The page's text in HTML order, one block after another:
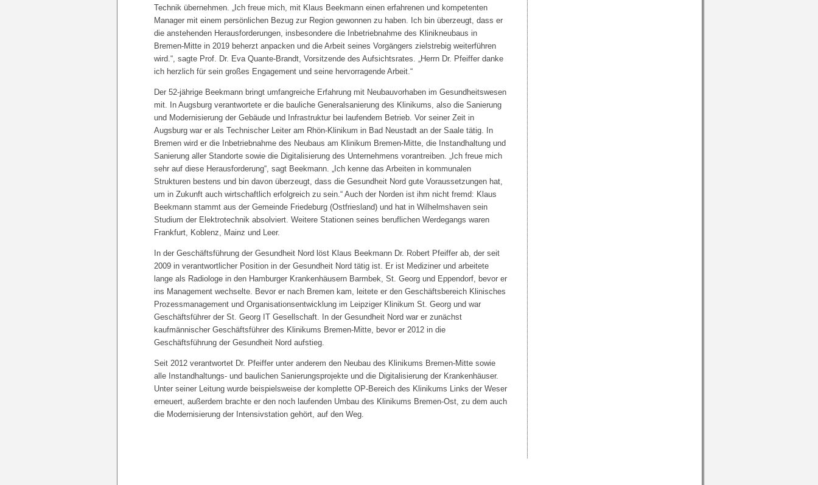
Technik übernehmen. „Ich freue mich, mit Klaus Beekmann einen erfahrenen und kompetenten
Manager mit einem persönlichen Bezug zur Region gewonnen zu haben. Ich bin überzeugt, dass er
die anstehenden Herausforderungen, insbesondere die Inbetriebnahme des Klinikneubaus in
Bremen-Mitte in 2019 beherzt anpacken und die Arbeit seines Vorgängers zielstrebig weiterführen
wird.“, sagte Prof. Dr. Eva Quante-Brandt, Vorsitzende des Aufsichtsrates. „Herrn Dr. Pfeiffer danke
ich herzlich für sein großes Engagement und seine hervorragende Arbeit.“
Der 52-jährige Beekmann bringt umfangreiche Erfahrung mit Neubauvorhaben im Gesundheitswesen
mit. In Augsburg verantwortete er die bauliche Generalsanierung des Klinikums, also die Sanierung
und Modernisierung der Gebäude und Infrastruktur bei laufendem Betrieb. Vor seiner Zeit in
Augsburg war er als Technischer Leiter am Rhön-Klinikum in Bad Neustadt an der Saale tätig. In
Bremen wird er die Inbetriebnahme des Neubaus am Klinikum Bremen-Mitte, die Instandhaltung und
Sanierung aller Standorte sowie die Digitalisierung des Unternehmens vorantreiben. „Ich freue mich
sehr auf diese Herausforderung“, sagt Beekmann. „Ich kenne das Arbeiten in kommunalen
Strukturen bestens und bin davon überzeugt, dass die Gesundheit Nord gute Voraussetzungen hat,
um in Zukunft auch wirtschaftlich erfolgreich zu sein.“ Auch der Norden ist ihm nicht fremd: Klaus
Beekmann stammt aus der Gemeinde Friedeburg (Ostfriesland) und hat in Wilhelmshaven sein
Studium der Elektrotechnik absolviert. Weitere Stationen seines beruflichen Werdegangs waren
Frankfurt, Koblenz, Mainz und Leer.
In der Geschäftsführung der Gesundheit Nord löst Klaus Beekmann Dr. Robert Pfeiffer ab, der seit
2009 in verantwortlicher Position in der Gesundheit Nord tätig ist. Er ist Mediziner und arbeitete
lange als Radiologe in den Hamburger Krankenhäusern Barmbek, St. Georg und Eppendorf, bevor er
ins Management wechselte. Bevor er nach Bremen kam, leitete er den Geschäftsbereich Klinisches
Prozessmanagement und Organisationsentwicklung im Leipziger Klinikum St. Georg und war
Geschäftsführer der St. Georg IT Gesellschaft. In der Gesundheit Nord war er zunächst
kaufmännischer Geschäftsführer des Klinikums Bremen-Mitte, bevor er 2012 in die
Geschäftsführung der Gesundheit Nord aufstieg.
Seit 2012 verantwortet Dr. Pfeiffer unter anderem den Neubau des Klinikums Bremen-Mitte sowie
alle Instandhaltungs- und baulichen Sanierungsprojekte und die Digitalisierung der Krankenhäuser.
Unter seiner Leitung wurde beispielsweise der komplette OP-Bereich des Klinikums Links der Weser
erneuert, außerdem brachte er den noch laufenden Umbau des Klinikums Bremen-Ost, zu dem auch
die Modernisierung der Intensivstation gehört, auf den Weg.